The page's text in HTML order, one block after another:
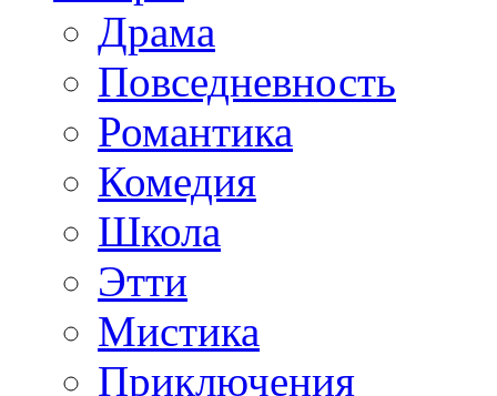
Драма
Повседневность
Романтика
Комедия
Школа
Этти
Мистика
Приключения